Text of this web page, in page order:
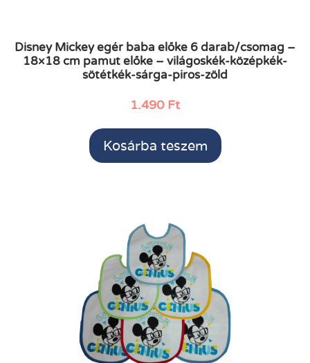
Disney Mickey egér baba előke 6 darab/csomag –
18×18 cm pamut előke – világoskék-középkék-
sötétkék-sárga-piros-zöld
1.490 Ft
Kosárba teszem